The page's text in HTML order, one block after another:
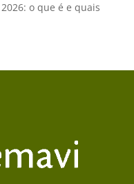
o que é e quais